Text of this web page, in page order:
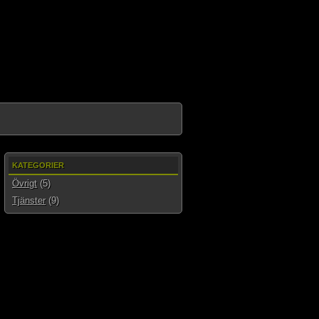
KATEGORIER
Övrigt (5)
Tjänster(9)